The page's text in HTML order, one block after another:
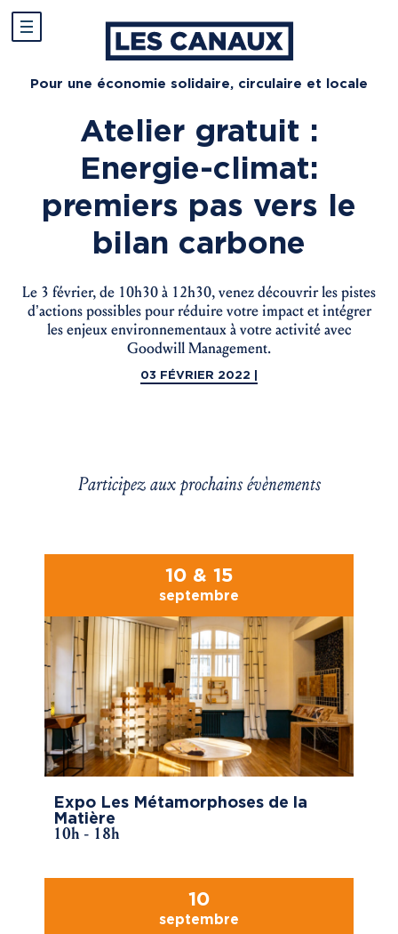
Pour une économie solidaire, circulaire et locale
Atelier gratuit :
Energie-climat:
premiers pas vers le
bilan carbone
Le 3 février, de 10h30 à 12h30, venez découvrir les pistes
d’actions possibles pour réduire votre impact et intégrer
les enjeux environnementaux à votre activité avec
Goodwill Management.
03 FÉVRIER 2022 |
Participez aux prochains évènements
10 & 15
septembre
Expo Les Métamorphoses de la
Matière
10h - 18h
10
septembre